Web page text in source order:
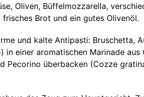
Oliven, Büffelmozzarella,
Brot und ein gutes Olivenöl.
und kalte Antipasti: Bruschetta,
einer aromatischen Marinade
Pecorino überbacken (Cozze